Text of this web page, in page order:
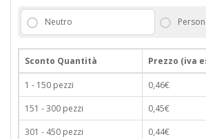
Neutro
Sconto Quantità Prezzo (iva
1 - 150 pezzi 0,46€
151 - 300 pezzi
0,45€
301 - 450 pezzi
0,44€